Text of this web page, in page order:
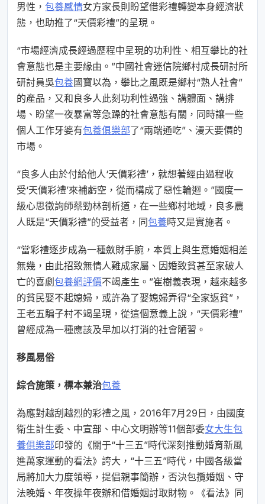
男性， 包養感情女方家長則盼望借彩禮轉變本身經濟狀
態，也助推了“天價彩禮”的呈現。
“市場經濟成長經過歷程中呈現的功利性、相互攀比的社
會意態也是主要緣由。”中國社會迷信院鄉村成長研討所
研討員吳包養國寶以為，攀比之風既是鄉村“熟人社會”
的產品，又和良多人此刻功利性過強、講體面、講排
場、盼望一夜暴富等急躁的社會意態有關，同時讓一些
個人工作牙婆有包養俱樂部了“兩端通吃”、漫天要價的
市場。
“良多人由於付給他人‘天價彩禮’，就想著經由過程收
受‘天價彩禮’來補虧空，從而構成了惡性輪迴。”國度一
級心思徵詢師蔡勁林剖析道，在一些鄉村地域，良多農
人既是“天價彩禮”的受益者，同包養時又是實施者。
“當彩禮逐步成為一種斂財手腕，本質上與生意婚姻相差
無幾，由此招致無情人難成家屬、因婚致貧甚至家破人
亡的喜劇 包養網評價不竭產生。”崔樹義表現，越來越多
的貧民娶不起媳婦，或許為了娶媳婦弄得“全家返貧”，
王老五騙子村不竭呈現，從這個意義上說，“天價彩禮”
曾經成為一種應該及早加以打消的社會陋習。
移風易俗
綜合施策，標本兼治包養
為應對越刮越烈的彩禮之風，2016年7月29日，由國度
衛生計生委、中宣部、中心文明辦等11個部委女大生包
養俱樂部印發的《關于“十三五”時代深刻推動婚育新風
進萬家運動的看法》誇大，“十三五”時代，中國各級當
局將加大力度領導，提倡親事簡辦，否決包攬婚姻、守
法晚婚、年夜操年夜辦和借婚姻討取財物。《看法》同